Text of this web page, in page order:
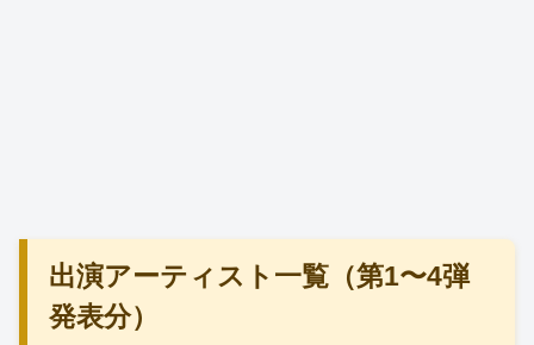
出演アーティスト一覧（第1〜4弾
発表分）